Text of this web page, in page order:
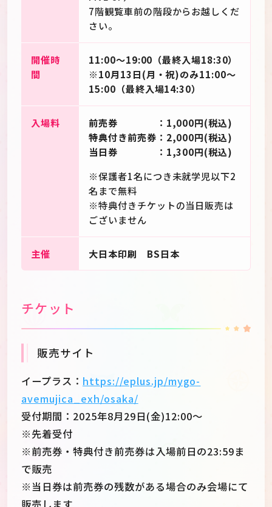
7階観覧車前の階段からお越しくだ
さい。
開催時
間
11:00～19:00（最終入場18:30）
※10月13日(月・祝)のみ11:00～
15:00（最終入場14:30）
入場料
前売券 ：1,000円(税込)
特典付き前売券：2,000円(税込)
当日券 ：1,300円(税込)
※保護者1名につき未就学児以下2
名まで無料
※特典付きチケットの当日販売は
ございません
主催 大日本印刷 BS日本
チケット
販売サイト
イープラス： https://eplus.jp/mygo-
avemujica_exh/osaka/
受付期間：2025年8月29日(金)12:00～
※先着受付
※前売券・特典付き前売券は入場前日の23:59ま
で販売
※当日券は前売券の残数がある場合のみ会場にて
販売します